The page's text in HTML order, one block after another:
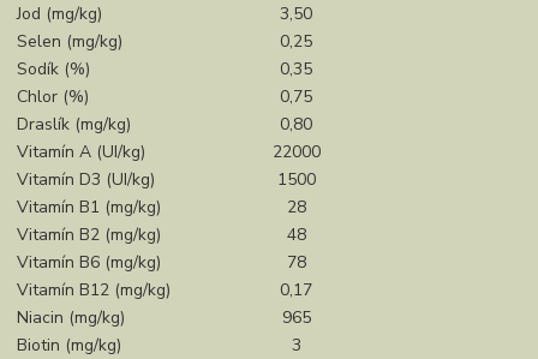
Jod (mg/kg)
3,50
Selen (mg/kg)
0,25
Sodík (%)
0,35
Chlor (%)
0,75
Draslík (mg/kg)
0,80
Vitamín A (UI/kg)
22000
Vitamín D3 (UI/kg)
1500
Vitamín B1 (mg/kg)
28
Vitamín B2 (mg/kg)
48
Vitamín B6 (mg/kg)
78
Vitamín B12 (mg/kg)
0,17
Niacin (mg/kg)
965
Biotin (mg/kg)
3